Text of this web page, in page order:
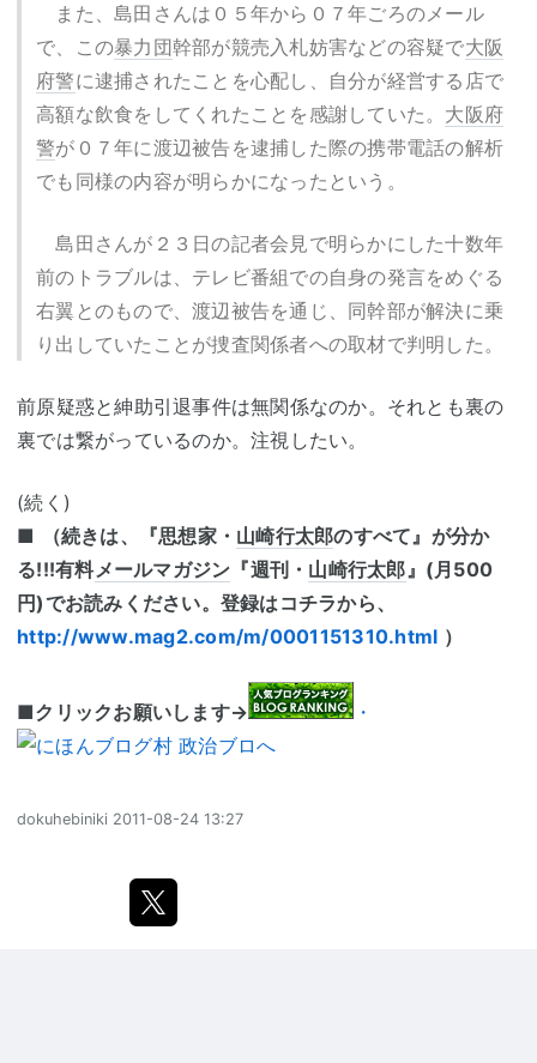
また、島田さんは０５年から０７年ごろのメール
で、この暴力団幹部が競売入札妨害などの容疑で大阪
府警に逮捕されたことを心配し、自分が経営する店で
高額な飲食をしてくれたことを感謝していた。 大阪府
警が０７年に渡辺被告を逮捕した際の携帯電話の解析
でも同様の内容が明らかになったという。
島田さんが２３日の記者会見で明らかにした十数年
前のトラブルは、テレビ番組での自身の発言をめぐる
右翼とのもので、渡辺被告を通じ、同幹部が解決に乗
り出していたことが捜査関係者への取材で判明した。
前原疑惑と紳助引退事件は無関係なのか。それとも裏の
裏では繋がっているのか。注視したい。
(続く)
■
（続きは、『思想家・ 山崎行太郎のすべて』が分か
る!!!有料メールマガジン 『週刊・ 山崎行太郎』(月500
円)でお読みください。登録はコチラから、
http://www.mag2.com/m/0001151310.html ）
■クリックお願いします→ ・
dokuhebiniki 2011-08-24 13:27